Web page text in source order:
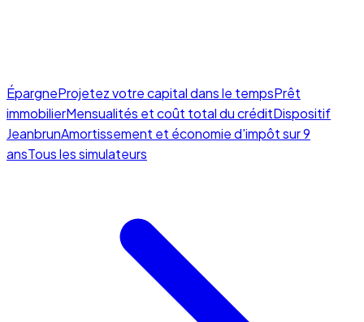
ÉpargneProjetez votre capital dans le tempsPrêt
immobilierMensualités et coût total du créditDispositif
JeanbrunAmortissement et économie d'impôt sur 9
ansTous les simulateurs